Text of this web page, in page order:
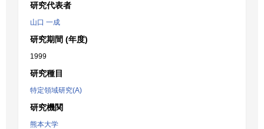
研究代表者
山口 一成
研究期間 (年度)
1999
研究種目
特定領域研究(A)
研究機関
熊本大学